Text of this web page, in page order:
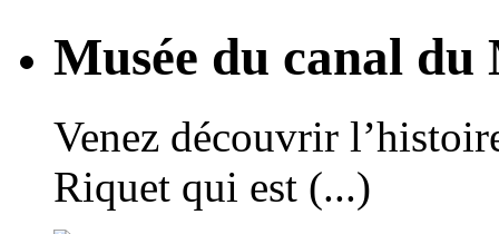
Musée du canal
Venez découvrir
Riquet qui est (...)